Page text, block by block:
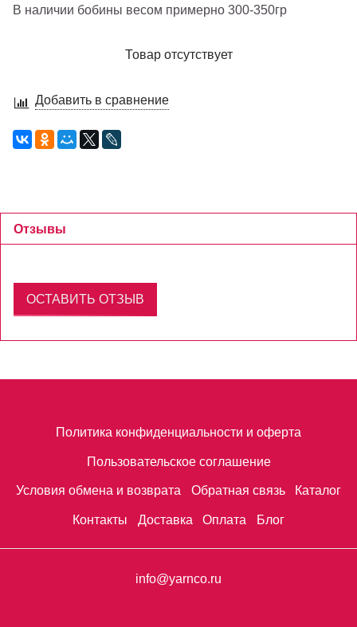
В наличии бобины весом примерно 300-350гр
Товар отсутствует
Добавить в сравнение
Отзывы
ОСТАВИТЬ ОТЗЫВ
Политика конфиденциальности и оферта
Пользовательское соглашение
Условия обмена и возврата Обратная связь Каталог
Контакты Доставка Оплата Блог
info@yarnco.ru